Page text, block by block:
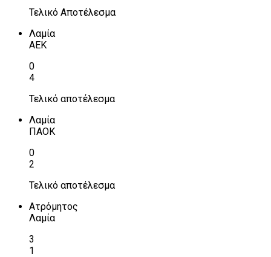
Τελικό Αποτέλεσμα
Λαμία
ΑΕΚ
0
4
Τελικό αποτέλεσμα
Λαμία
ΠΑΟΚ
0
2
Τελικό αποτέλεσμα
Ατρόμητος
Λαμία
3
1